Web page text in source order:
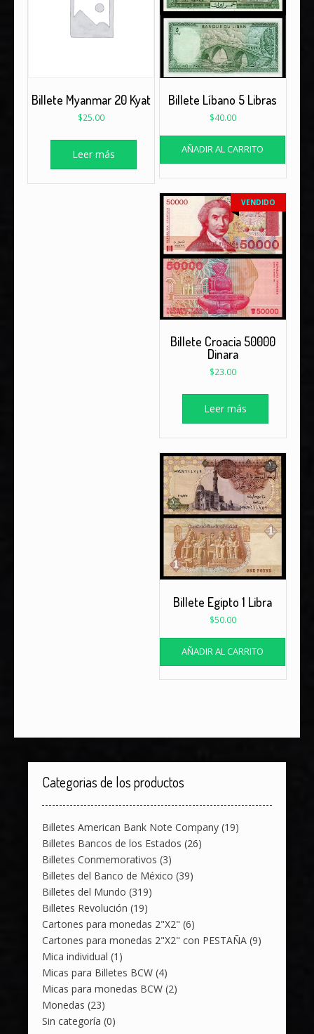
Billete Myanmar 20 Kyat
$25.00
Leer más
Billete Líbano 5 Libras
$40.00
AÑADIR AL CARRITO
VENDIDO
Billete Croacia 50000
Dinara
$23.00
Leer más
Billete Egipto 1 Libra
$50.00
AÑADIR AL CARRITO
Categorias de los productos
Billetes American Bank Note Company (19)
Billetes Bancos de los Estados (26)
Billetes Conmemorativos (3)
Billetes del Banco de México (39)
Billetes del Mundo (319)
Billetes Revolución (19)
Cartones para monedas 2"X2" (6)
Cartones para monedas 2"X2" con PESTAÑA (9)
Mica individual (1)
Micas para Billetes BCW (4)
Micas para monedas BCW (2)
Monedas (23)
Sin categoría (0)